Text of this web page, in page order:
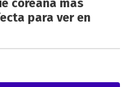
coreana más
para ver en